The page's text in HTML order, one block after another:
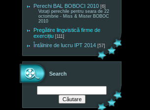
Perechi BAL BOBOCI 2010 [6]
Votați perechile pentru seara de 22
octombrie - Miss & Mister BOBOC
2010
Pregătire lingvistică firme de
exercițiu [111]
Întâlnire de lucru IPT 2014 [57]
Search